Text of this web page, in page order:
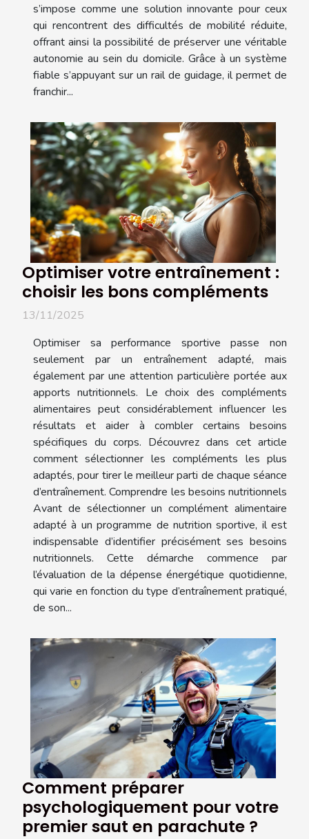
s’impose comme une solution innovante pour ceux
qui rencontrent des difficultés de mobilité réduite,
offrant ainsi la possibilité de préserver une véritable
autonomie au sein du domicile. Grâce à un système
fiable s’appuyant sur un rail de guidage, il permet de
franchir...
Optimiser votre entraînement :
choisir les bons compléments
13/11/2025
Optimiser sa performance sportive passe non
seulement par un entraînement adapté, mais
également par une attention particulière portée aux
apports nutritionnels. Le choix des compléments
alimentaires peut considérablement influencer les
résultats et aider à combler certains besoins
spécifiques du corps. Découvrez dans cet article
comment sélectionner les compléments les plus
adaptés, pour tirer le meilleur parti de chaque séance
d’entraînement. Comprendre les besoins nutritionnels
Avant de sélectionner un complément alimentaire
adapté à un programme de nutrition sportive, il est
indispensable d’identifier précisément ses besoins
nutritionnels. Cette démarche commence par
l’évaluation de la dépense énergétique quotidienne,
qui varie en fonction du type d’entraînement pratiqué,
de son...
Comment préparer
psychologiquement pour votre
premier saut en parachute ?